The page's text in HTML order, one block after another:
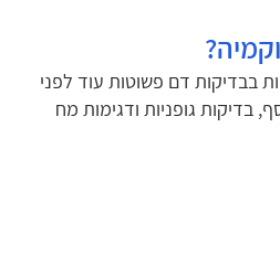
בבדיקות דם פשוטות עוד לפני
בדיקות גופניות ודגימות מח